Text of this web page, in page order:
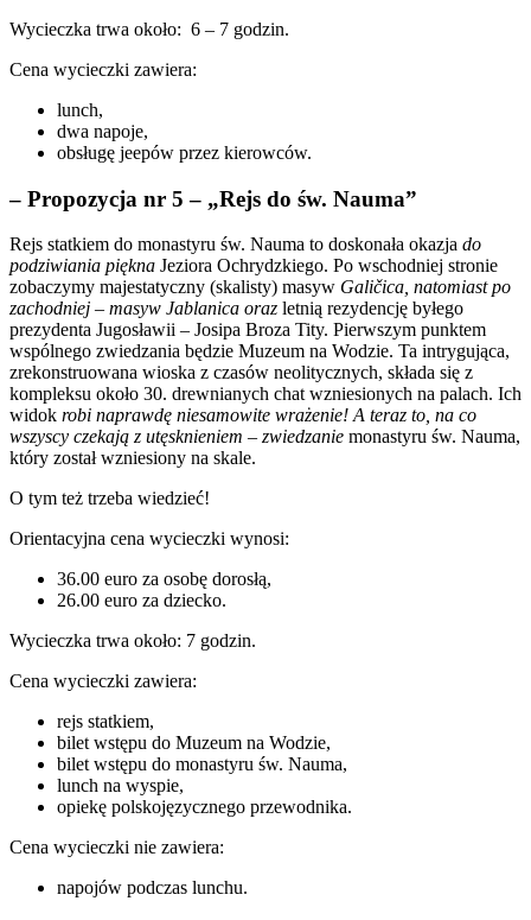
Wycieczka trwa około: 6 – 7 godzin.
Cena wycieczki zawiera:
lunch,
dwa napoje,
obsługę jeepów przez kierowców.
– Propozycja nr 5 – „Rejs do św. Nauma”
Rejs statkiem do monastyru św. Nauma to doskonała okazja do
podziwiania piękna Jeziora Ochrydzkiego. Po wschodniej stronie
zobaczymy majestatyczny (skalisty) masyw Galičica, natomiast po
zachodniej – masyw Jablanica oraz letnią rezydencję byłego
prezydenta Jugosławii – Josipa Broza Tity. Pierwszym punktem
wspólnego zwiedzania będzie Muzeum na Wodzie. Ta intrygująca,
zrekonstruowana wioska z czasów neolitycznych, składa się z
kompleksu około 30. drewnianych chat wzniesionych na palach. Ich
widok robi naprawdę niesamowite wrażenie! A teraz to, na co
wszyscy czekają z utęsknieniem – zwiedzanie monastyru św. Nauma,
który został wzniesiony na skale.
O tym też trzeba wiedzieć!
Orientacyjna cena wycieczki wynosi:
36.00 euro za osobę dorosłą,
26.00 euro za dziecko.
Wycieczka trwa około: 7 godzin.
Cena wycieczki zawiera:
rejs statkiem,
bilet wstępu do Muzeum na Wodzie,
bilet wstępu do monastyru św. Nauma,
lunch na wyspie,
opiekę polskojęzycznego przewodnika.
Cena wycieczki nie zawiera:
napojów podczas lunchu.